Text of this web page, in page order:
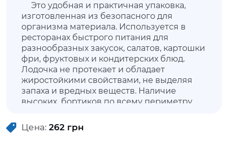
Это удобная и практичная упаковка,
изготовленная из безопасного для
организма материала. Используется в
ресторанах быстрого питания для
разнообразных закусок, салатов, картошки
фри, фруктовых и кондитерских блюд.
Лодочка не протекает и обладает
жиростойкими свойствами, не выделяя
запаха и вредных веществ. Наличие
высоких бортиков по всему периметру
пищи по поверхности, сохраняя ее
целостность.
Цена: 262 грн